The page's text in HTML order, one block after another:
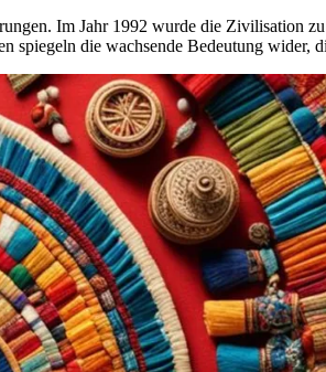
Im Jahr 1992 wurde die Zivilisation
die wachsende Bedeutung wider,